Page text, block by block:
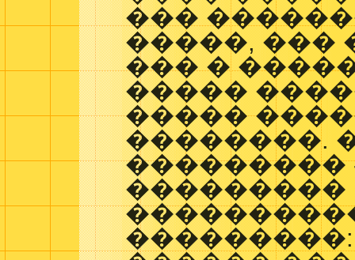
���
�����, ���
��� �
�����
�����
��������.
���������
���������